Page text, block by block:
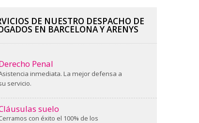
DE NUESTRO DESPACHO DE
EN BARCELONA Y ARENYS
Penal
inmediata. La mejor defensa a
servicio.
suelo
con éxito el 100% de los